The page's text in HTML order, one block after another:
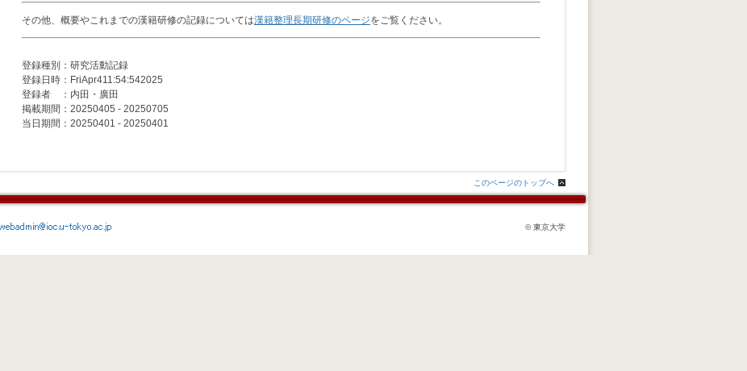
その他、概要やこれまでの漢籍研修の記録については漢籍整理長期研修のページをご覧ください。
登録種別：研究活動記録
登録日時：FriApr411:54:542025
登録者 ：内田・廣田
掲載期間：20250405 - 20250705
当日期間：20250401 - 20250401
このページのトップへ
© 東京大学